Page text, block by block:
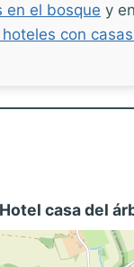
en el bosque y
con
casa del